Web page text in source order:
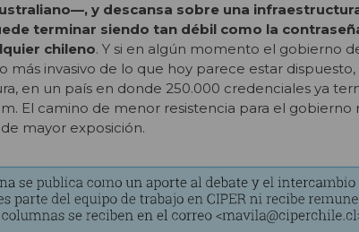
y descansa sobre una
terminar siendo tan débil como la
chileno. Y si en algún momento el gobierno
más invasivo de lo que hoy parece estar
en un país en donde 250.000 credenciales ya
El camino de menor resistencia para el gobierno
mayor exposición.